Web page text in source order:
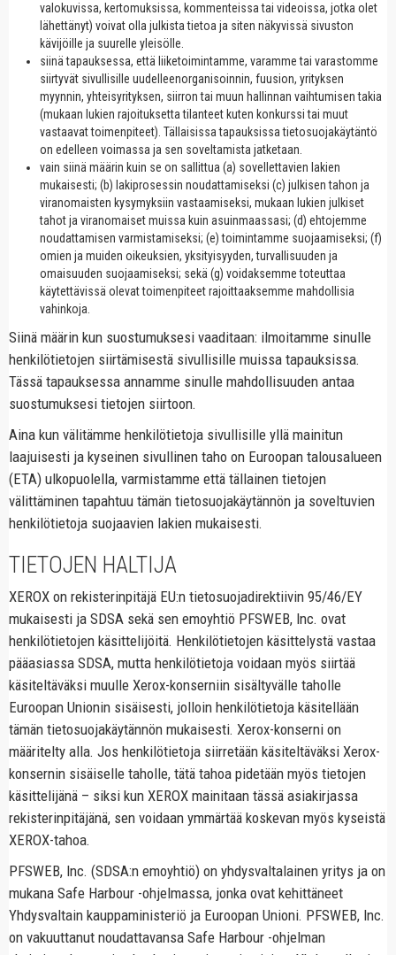
valokuvissa, kertomuksissa, kommenteissa tai videoissa, jotka olet
lähettänyt) voivat olla julkista tietoa ja siten näkyvissä sivuston
kävijöille ja suurelle yleisölle.
siinä tapauksessa, että liiketoimintamme, varamme tai varastomme
siirtyvät sivullisille uudelleenorganisoinnin, fuusion, yrityksen
myynnin, yhteisyrityksen, siirron tai muun hallinnan vaihtumisen takia
(mukaan lukien rajoituksetta tilanteet kuten konkurssi tai muut
vastaavat toimenpiteet). Tällaisissa tapauksissa tietosuojakäytäntö
on edelleen voimassa ja sen soveltamista jatketaan.
vain siinä määrin kuin se on sallittua (a) sovellettavien lakien
mukaisesti; (b) lakiprosessin noudattamiseksi (c) julkisen tahon ja
viranomaisten kysymyksiin vastaamiseksi, mukaan lukien julkiset
tahot ja viranomaiset muissa kuin asuinmaassasi; (d) ehtojemme
noudattamisen varmistamiseksi; (e) toimintamme suojaamiseksi; (f)
omien ja muiden oikeuksien, yksityisyyden, turvallisuuden ja
omaisuuden suojaamiseksi; sekä (g) voidaksemme toteuttaa
käytettävissä olevat toimenpiteet rajoittaaksemme mahdollisia
vahinkoja.
Siinä määrin kun suostumuksesi vaaditaan: ilmoitamme sinulle
henkilötietojen siirtämisestä sivullisille muissa tapauksissa.
Tässä tapauksessa annamme sinulle mahdollisuuden antaa
suostumuksesi tietojen siirtoon.
Aina kun välitämme henkilötietoja sivullisille yllä mainitun
laajuisesti ja kyseinen sivullinen taho on Euroopan talousalueen
(ETA) ulkopuolella, varmistamme että tällainen tietojen
välittäminen tapahtuu tämän tietosuojakäytännön ja soveltuvien
henkilötietoja suojaavien lakien mukaisesti.
TIETOJEN HALTIJA
XEROX on rekisterinpitäjä EU:n tietosuojadirektiivin 95/46/EY
mukaisesti ja SDSA sekä sen emoyhtiö PFSWEB, Inc. ovat
henkilötietojen käsittelijöitä. Henkilötietojen käsittelystä vastaa
pääasiassa SDSA, mutta henkilötietoja voidaan myös siirtää
käsiteltäväksi muulle Xerox-konserniin sisältyvälle taholle
Euroopan Unionin sisäisesti, jolloin henkilötietoja käsitellään
tämän tietosuojakäytännön mukaisesti. Xerox-konserni on
määritelty alla. Jos henkilötietoja siirretään käsiteltäväksi Xerox-
konsernin sisäiselle taholle, tätä tahoa pidetään myös tietojen
käsittelijänä – siksi kun XEROX mainitaan tässä asiakirjassa
rekisterinpitäjänä, sen voidaan ymmärtää koskevan myös kyseistä
XEROX-tahoa.
PFSWEB, Inc. (SDSA:n emoyhtiö) on yhdysvaltalainen yritys ja on
mukana Safe Harbour -ohjelmassa, jonka ovat kehittäneet
Yhdysvaltain kauppaministeriö ja Euroopan Unioni. PFSWEB, Inc.
on vakuuttanut noudattavansa Safe Harbour -ohjelman